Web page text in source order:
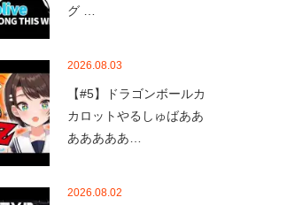
グ …
2026.08.03
【#5】ドラゴンボールカ
カロットやるしゅばああ
あああああ…
2026.08.02